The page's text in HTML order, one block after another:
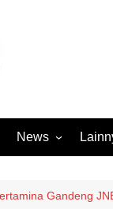
News
InternasionalEkbis
Gandeng